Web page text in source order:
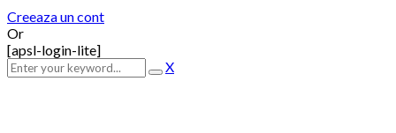
Creeaza un cont
Or
[apsl-login-lite]
X